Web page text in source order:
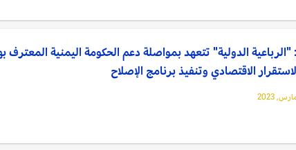
الدولية" تتعهد بمواصلة دعم الحكومة اليمنية المعترف
الاقتصادي وتنفيذ برنامج الإصلاح